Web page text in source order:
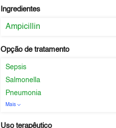
Ingredientes
Ampicillin
Opção de tratamento
Sepsis
Salmonella
Pneumonia
Mais
Uso terapêutico